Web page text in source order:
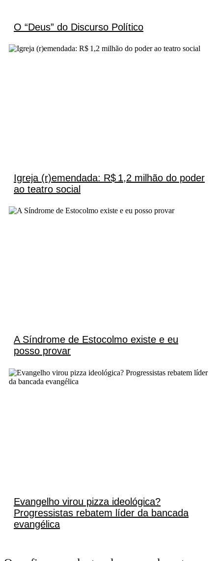
O “Deus” do Discurso Político
Igreja (r)emendada: R$ 1,2 milhão do poder
ao teatro social
A Síndrome de Estocolmo existe e eu
posso provar
Evangelho virou pizza ideológica?
Progressistas rebatem líder da bancada
evangélica